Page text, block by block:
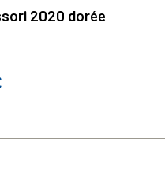
2020 dorée